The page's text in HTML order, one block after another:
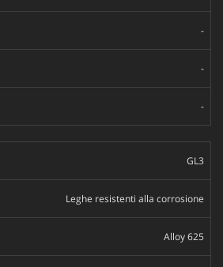
-
-
-
GL3
Leghe resistenti alla corrosione
Alloy 625